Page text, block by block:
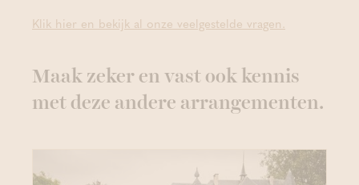
Klik hier en bekijk al onze veelgestelde vragen.
Maak zeker en vast ook kennis
met deze andere arrangementen.